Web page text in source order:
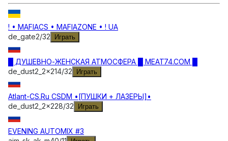
! • MAFIACS • MAFIAZONE • ! UA
de_gate2/32 Играть
█ ДУШЕВНО-ЖЕНСКАЯ АТМОСФЕРА █ MEAT74.COM █
de_dust2_2x214/32 Играть
Atlant-CS.Ru CSDM •[ПУШКИ + ЛАЗЕРЫ]•
de_dust2_2x228/32 Играть
EVENING AUTOMIX #3